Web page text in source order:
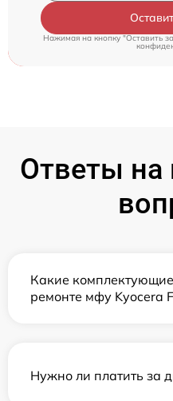
Нажимая на кнопку "Оставить
Ответы на
Какие
ремонте мфу Kyocera
Нужно ли платить за